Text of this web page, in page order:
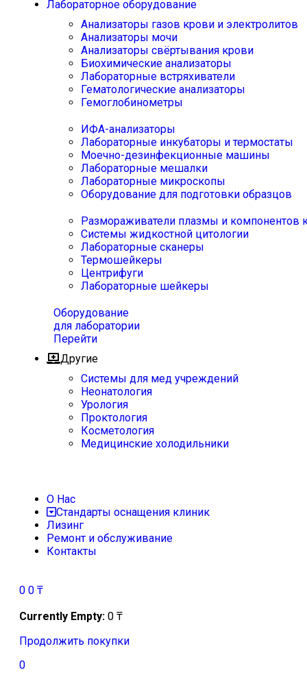
Лабораторное оборудование
Анализаторы газов крови и электролитов
Анализаторы мочи
Анализаторы свёртывания крови
Биохимические анализаторы
Лабораторные встряхиватели
Гематологические анализаторы
Гемоглобинометры
ИФА-анализаторы
Лабораторные инкубаторы и термостаты
Моечно-дезинфекционные машины
Лабораторные мешалки
Лабораторные микроскопы
Оборудование для подготовки образцов
Размораживатели плазмы и компонентов
Системы жидкостной цитологии
Лабораторные сканеры
Термошейкеры
Центрифуги
Лабораторные шейкеры
Оборудование
для лаборатории
Перейти
Другие
Системы для мед учреждений
Неонатология
Урология
Проктология
Косметология
Медицинские холодильники
О Нас
Стандарты оснащения клиник
Лизинг
Ремонт и обслуживание
Контакты
0 0 ₸
Currently Empty: 0 ₸
Продолжить покупки
0